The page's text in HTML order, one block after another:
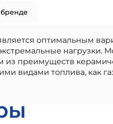
оптимальным
преимуществ
видами топлива, как
H10м (подкл 90,
стандартам
и